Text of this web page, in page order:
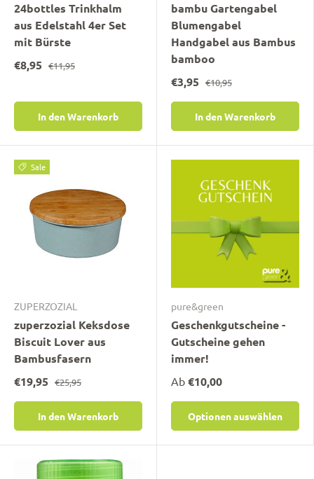
24bottles Trinkhalm
aus Edelstahl 4er Set
mit Bürste
€8,95 €11,95
In den Warenkorb
bambu Gartengabel
Blumengabel
Handgabel aus Bambus
bamboo
€3,95 €10,95
In den Warenkorb
Sale
ZUPERZOZIAL
zuperzozial Keksdose
Biscuit Lover aus
Bambusfasern
€19,95 €25,95
In den Warenkorb
pure&green
Geschenkgutscheine -
Gutscheine gehen
immer!
Ab €10,00
Optionen auswählen